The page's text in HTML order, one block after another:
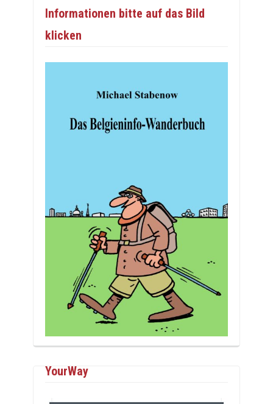
Informationen bitte auf das Bild
klicken
YourWay